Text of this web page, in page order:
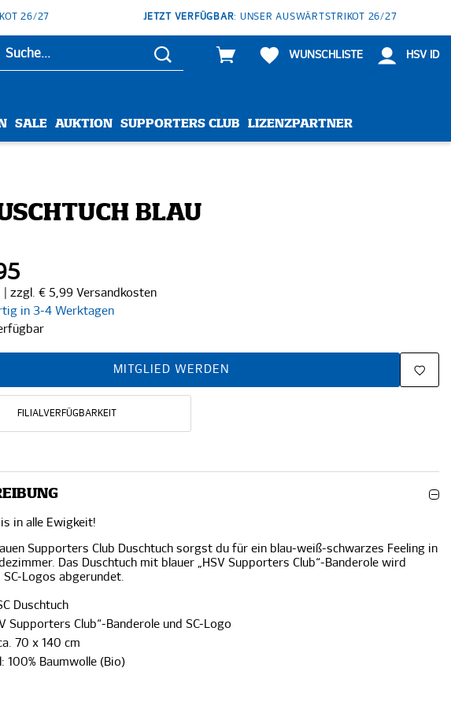
26/27 JETZT VERFÜGBAR: UNSER AUSWÄRTSTRIKOT 26/27
WUNSCHLISTE HSV ID
SALE AUKTION SUPPORTERS CLUB LIZENZPARTNER
BLAU
| zzgl. € 5,99 Versandkosten
in 3-4 Werktagen
MITGLIED WERDEN
FILIALVERFÜGBARKEIT
in alle Ewigkeit!
Supporters Club Duschtuch sorgst du für ein blau-weiß-schwarzes Feeling in
Das Duschtuch mit blauer „HSV Supporters Club“-Banderole wird
SC-Logos abgerundet.
Duschtuch
Supporters Club“-Banderole und SC-Logo
70 x 140 cm
100% Baumwolle (Bio)